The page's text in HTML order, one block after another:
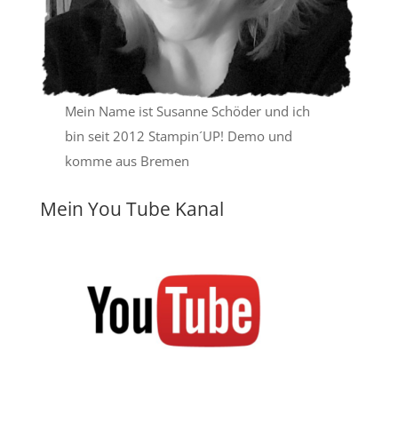
Mein Name ist Susanne Schöder und ich
bin seit 2012 Stampin´UP! Demo und
komme aus Bremen
Mein You Tube Kanal